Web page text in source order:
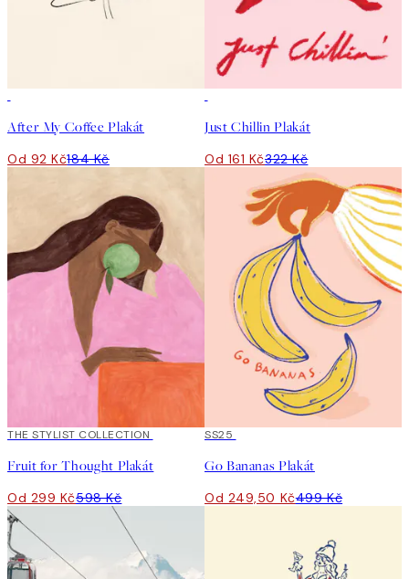
After My Coffee Plakát
Od 92 Kč184 Kč
Just Chillin Plakát
Od 161 Kč322 Kč
50%*
THE STYLIST COLLECTION
Fruit for Thought Plakát
Od 299 Kč598 Kč
50%*
SS25
Go Bananas Plakát
Od 249,50 Kč499 Kč